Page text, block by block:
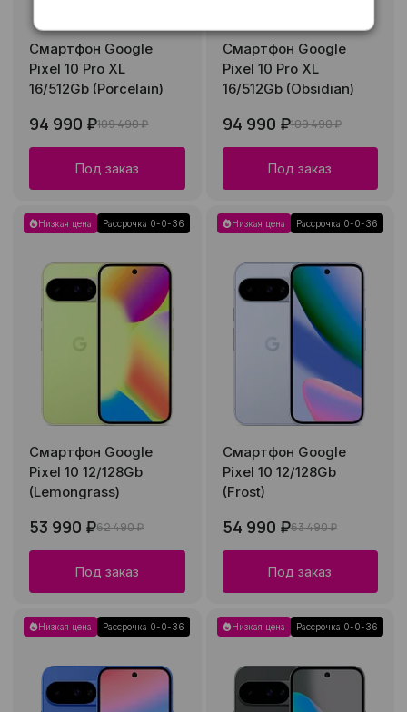
Смартфон Google
Pixel 10 Pro XL
16/512Gb (Porcelain)
94 990 ₽109 490 ₽
Под заказ
Смартфон Google
Pixel 10 Pro XL
16/512Gb (Obsidian)
94 990 ₽109 490 ₽
Под заказ
Низкая цена Рассрочка 0-0-36
Смартфон Google
Pixel 10 12/128Gb
(Lemongrass)
53 990 ₽62 490 ₽
Под заказ
Низкая цена Рассрочка 0-0-36
Смартфон Google
Pixel 10 12/128Gb
(Frost)
54 990 ₽63 490 ₽
Под заказ
Низкая цена Рассрочка 0-0-36 Низкая цена Рассрочка 0-0-36